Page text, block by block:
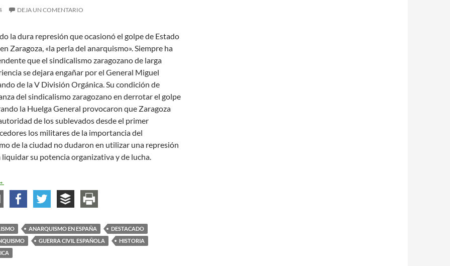
DEJA UN COMENTARIO
la dura represión que ocasionó el golpe de Estado
Zaragoza, «la perla del anarquismo». Siempre ha
que el sindicalismo zaragozano de larga
se dejara engañar por el General Miguel
de la V División Orgánica. Su condición de
del sindicalismo zaragozano en derrotar el golpe
la Huelga General provocaron que Zaragoza
de los sublevados desde el primer
los militares de la importancia del
de la ciudad no dudaron en utilizar una represión
su potencia organizativa y de lucha.
anarco-sindicalistas laminadas en 1936
ANARQUISMO EN ESPAÑA
DESTACADO
GUERRA CIVIL ESPAÑOLA
HISTORIA